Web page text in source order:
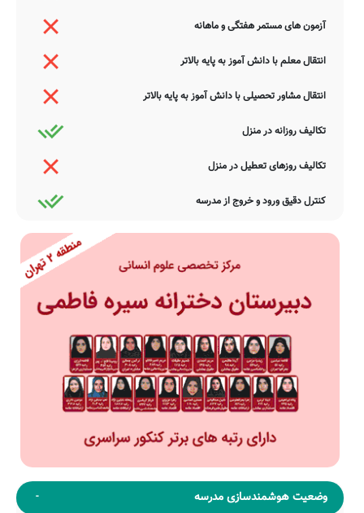
آزمون های مستمر هفتگی و ماهانه
انتقال معلم با دانش آموز به پایه بالاتر
انتقال مشاور تحصیلی با دانش آموز به پایه بالاتر
تکالیف روزانه در منزل
تکالیف روزهای تعطیل در منزل
کنترل دقیق ورود و خروج از مدرسه
وضعیت هوشمندسازی مدرسه